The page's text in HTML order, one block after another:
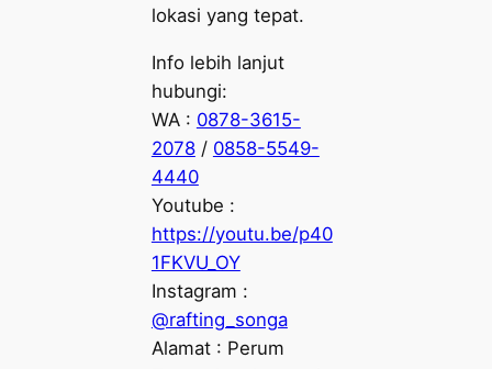
lokasi yang tepat.
Info lebih lanjut
hubungi:
WA : 0878-3615-
2078/ 0858-5549-
4440
Youtube :
https://youtu.be/p40
1FKVU_OY
Instagram :
@rafting_songa
Alamat : Perum